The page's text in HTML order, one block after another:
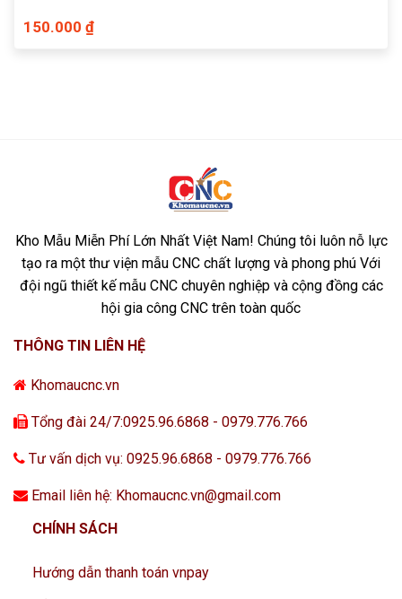
150.000 ₫
Kho Mẫu Miễn Phí Lớn Nhất Việt Nam! Chúng tôi luôn nỗ lực
tạo ra một thư viện mẫu CNC chất lượng và phong phú Với
đội ngũ thiết kế mẫu CNC chuyên nghiệp và cộng đồng các
hội gia công CNC trên toàn quốc
THÔNG TIN LIÊN HỆ
Khomaucnc.vn
Tổng đài 24/7:0925.96.6868 - 0979.776.766
Tư vấn dịch vụ: 0925.96.6868 - 0979.776.766
Email liên hệ: Khomaucnc.vn@gmail.com
CHÍNH SÁCH
Hướng dẫn thanh toán vnpay